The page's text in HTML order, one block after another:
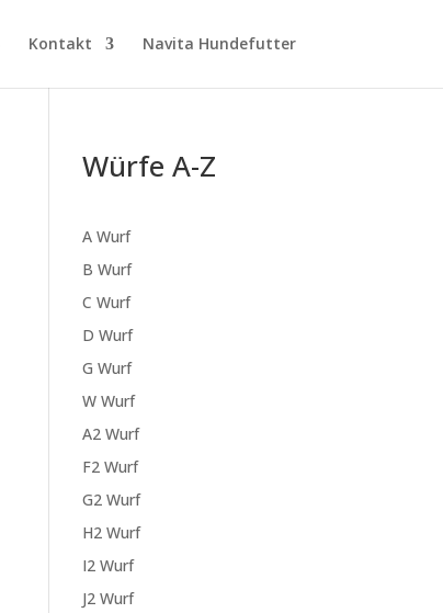
Kontakt Navita Hundefutter
Würfe A-Z
A Wurf
B Wurf
C Wurf
D Wurf
G Wurf
W Wurf
A2 Wurf
F2 Wurf
G2 Wurf
H2 Wurf
I2 Wurf
J2 Wurf